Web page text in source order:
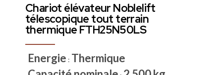
Chariot élévateur Noblelift
télescopique tout terrain
thermique FTH25N50LS
Energie : Thermique